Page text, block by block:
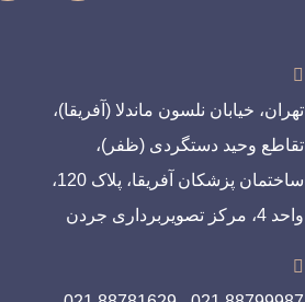
تهران، خیابان نلسون ماندلا (آفریقا)،
تقاطع وحید دستگردی (ظفر)،
ساختمان پزشکان آفریقا، پلاک 120،
واحد 4، مرکز تصویربرداری جردن